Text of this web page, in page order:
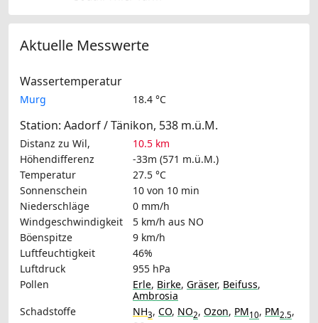
Aktuelle Messwerte
Wassertemperatur
Murg 18.4 °C
Station: Aadorf / Tänikon, 538 m.ü.M.
Distanz zu Wil,
10.5 km
Höhendifferenz
-33m (571 m.ü.M.)
Temperatur
27.5 °C
Sonnenschein
10 von 10 min
Niederschläge
0 mm/h
Windgeschwindigkeit
5 km/h aus NO
Böenspitze
9 km/h
Luftfeuchtigkeit
46%
Luftdruck
955 hPa
Pollen
Erle, Birke, Gräser, Beifuss,
Ambrosia
Schadstoffe
NH3, CO, NO2, Ozon, PM10, PM2.5,